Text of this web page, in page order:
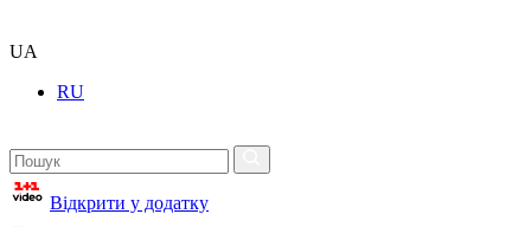
UA
RU
Відкрити у додатку